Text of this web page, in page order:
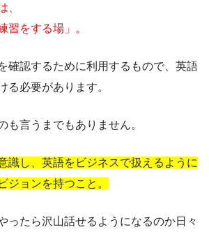
、
習をする場」。
確認するために利用するもので、英語
る必要があります。
も言うまでもありません。
識し、 英語をビジネスで扱えるように
ジョンを持つこと。
ったら沢山話せるようになるのか日々